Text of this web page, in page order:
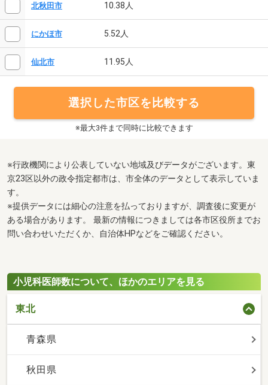
北秋田市 10.38人
にかほ市 5.52人
仙北市 11.95人
選択した市区を比較する
※最大3件まで同時に比較できます
※行政機関により公表していない地域及びデータがございます。東
京23区以外の政令指定都市は、市全体のデータとして表示していま
す。
※提供データには細心の注意を払っておりますが、調査後に変更が
ある場合があります。 最新の情報につきましては各市区役所までお
問い合わせいただくか、自治体HPなどをご確認ください。
小児科医師数について、ほかのエリアを見る
東北
青森県
秋田県